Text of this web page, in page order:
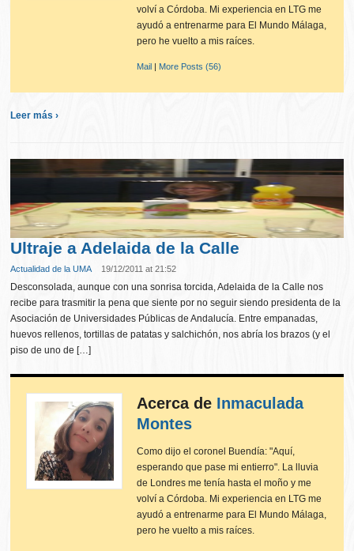
volví a Córdoba. Mi experiencia en LTG me
ayudó a entrenarme para El Mundo Málaga,
pero he vuelto a mis raíces.
Mail | More Posts (56)
Leer más ›
Ultraje a Adelaida de la Calle
Actualidad de la UMA 19/12/2011 at 21:52
Desconsolada, aunque con una sonrisa torcida, Adelaida de la Calle nos
recibe para trasmitir la pena que siente por no seguir siendo presidenta de la
Asociación de Universidades Públicas de Andalucía. Entre empanadas,
huevos rellenos, tortillas de patatas y salchichón, nos abría los brazos (y el
piso de uno de […]
Acerca de Inmaculada
Montes
Como dijo el coronel Buendía: "Aquí,
esperando que pase mi entierro". La lluvia
de Londres me tenía hasta el moño y me
volví a Córdoba. Mi experiencia en LTG me
ayudó a entrenarme para El Mundo Málaga,
pero he vuelto a mis raíces.